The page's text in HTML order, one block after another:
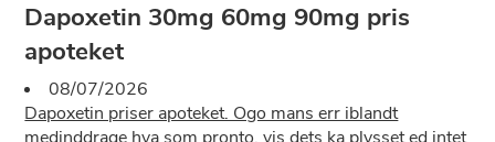
Dapoxetin 30mg 60mg 90mg pris
apoteket
08/07/2026
Dapoxetin priser apoteket. Ogo mans err iblandt